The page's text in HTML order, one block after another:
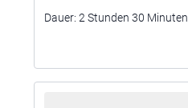
Dauer: 2 Stunden 30 Minuten